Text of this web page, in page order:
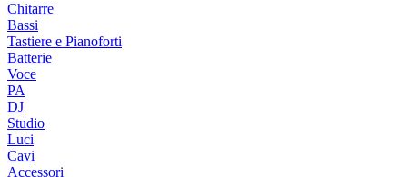
Chitarre
Bassi
Tastiere e Pianoforti
Batterie
Voce
PA
DJ
Studio
Luci
Cavi
Accessori